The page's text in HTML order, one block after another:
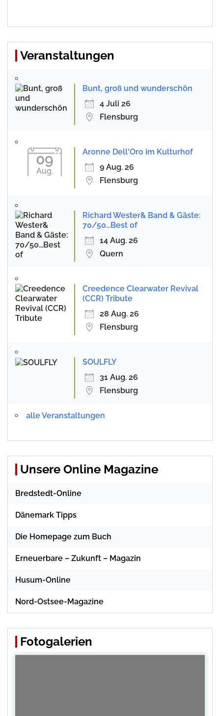
Veranstaltungen
Bunt, groß und wunderschön
4 Juli 26
Flensburg
09
Aug.
Aronne Dell'Oro im Kulturhof
9 Aug. 26
Flensburg
Richard Wester& Band & Gäste:
70/50...Best of
14 Aug. 26
Quern
Creedence Clearwater Revival
(CCR) Tribute
28 Aug. 26
Flensburg
SOULFLY
31 Aug. 26
Flensburg
alle Veranstaltungen
Unsere Online Magazine
Bredstedt-Online
Dänemark Tipps
Die Homepage zum Buch
Erneuerbare – Zukunft – Magazin
Husum-Online
Nord-Ostsee-Magazine
Fotogalerien